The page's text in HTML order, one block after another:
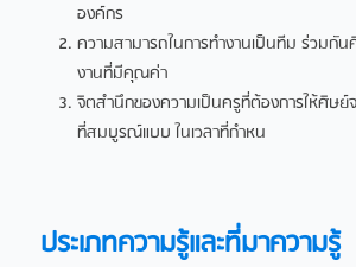
องค์กร
ความสามารถในการทำงานเป็นทีม ร่วมกั
งานที่มีคุณค่า
จิตสำนึกของความเป็นครูที่ต้องการให้ศิษ
ที่สมบูรณ์แบบ ในเวลาที่กำหน
ประเภทความรู้และที่มาความรู้